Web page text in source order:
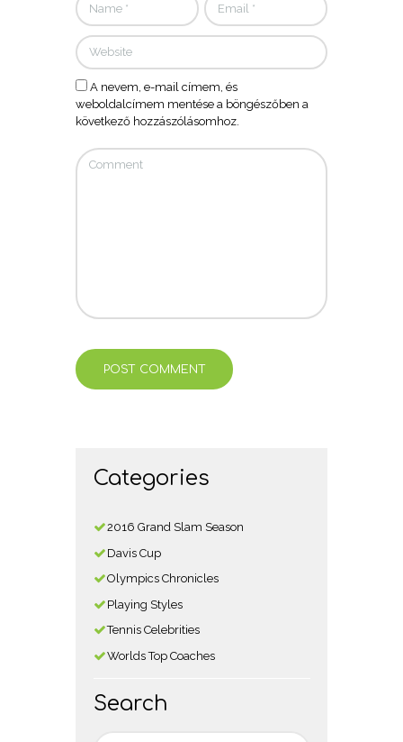
A nevem, e-mail címem, és
weboldalcímem mentése a böngészőben a
következő hozzászólásomhoz.
Categories
2016 Grand Slam Season
Davis Cup
Olympics Chronicles
Playing Styles
Tennis Celebrities
Worlds Top Coaches
Search